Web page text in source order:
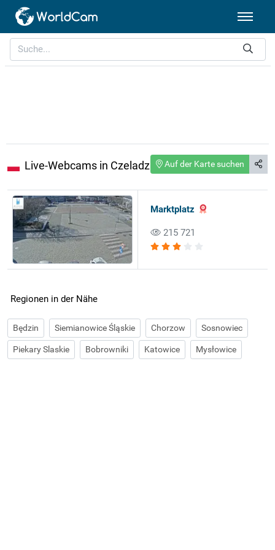
Live-Webcams in Czeladz Auf der Karte suchen
Marktplatz
215 721
Regionen in der Nähe
Będzin Siemianowice Śląskie Chorzow Sosnowiec
Piekary Slaskie Bobrowniki Katowice Mysłowice